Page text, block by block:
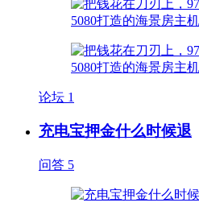
论坛 1
充电宝押金什么时候退
问答 5